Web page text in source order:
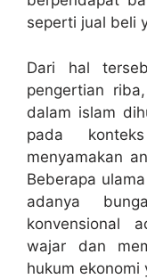
seperti jual beli
Dari hal
pengertian
dalam islam
pada
menyamakan
Beberapa
adanya
konvensional
wajar dan
hukum ekonomi